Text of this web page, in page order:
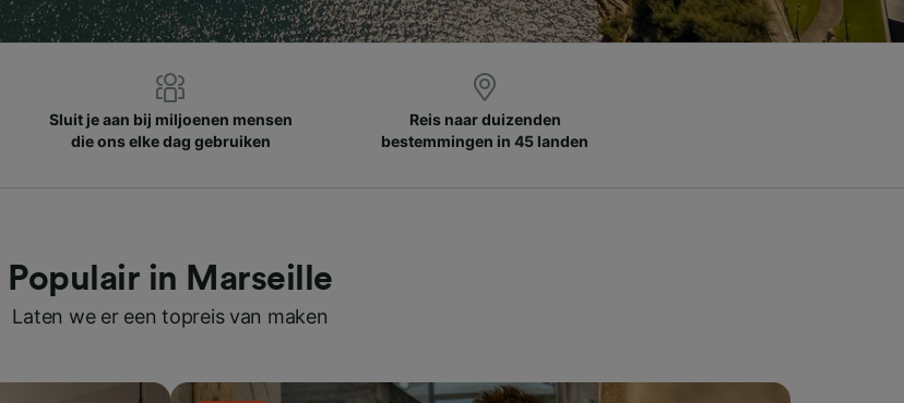
Sluit je aan bij miljoenen mensen
die ons elke dag gebruiken
Reis naar duizenden
bestemmingen in 45 landen
Populair in Marseille
Laten we er een topreis van maken